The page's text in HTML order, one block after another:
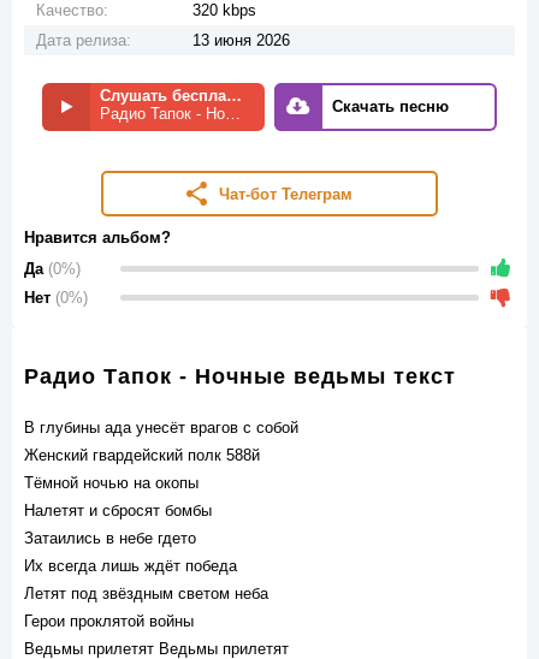
Качество:
320 kbps
Дата релиза:
13 июня 2026
Слушать бесплатно
Радио Тапок - Ночные ведьмы
Скачать песню
Чат-бот Телеграм
Нравится альбом?
Да (0%)
Нет (0%)
Радио Тапок - Ночные ведьмы текст
В глубины ада унесёт врагов с собой
Женский гвардейский полк 588й
Тёмной ночью на окопы
Налетят и сбросят бомбы
Затаились в небе гдето
Их всегда лишь ждёт победа
Летят под звёздным светом неба
Герои проклятой войны
Ведьмы прилетят Ведьмы прилетят